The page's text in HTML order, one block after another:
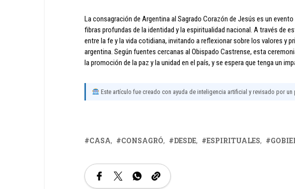
La consagración de Argentina al Sagrado Corazón de Jesús es un
fibras profundas de la identidad y la espiritualidad nacional. A través de
entre la fe y la vida cotidiana, invitando a reflexionar sobre los valores y
argentina. Según fuentes cercanas al Obispado Castrense, esta
la promoción de la paz y la unidad en el país, y se espera que tenga un
Este artículo fue creado con ayuda de inteligencia artificial y revisado por un
CASA CONSAGRÓ DESDE ESPIRITUALES